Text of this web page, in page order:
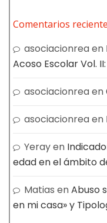
Comentarios
asociacionreaen
Acoso Escolar Vol.
asociacionreaen
asociacionreaen
Yerayen
edad en el ámbito
Matias enAbuso
en mi casa» y